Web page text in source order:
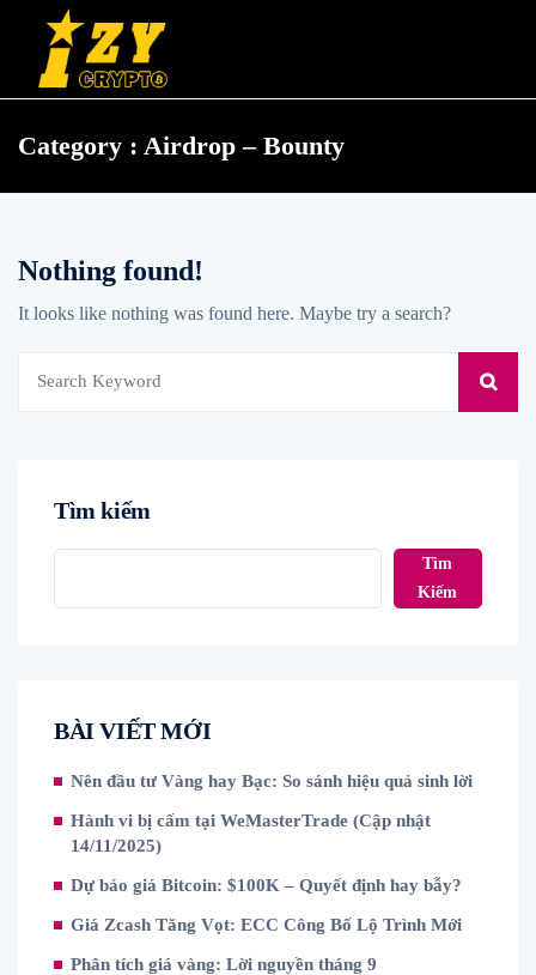
Category : Airdrop – Bounty
Nothing found!
It looks like nothing was found here. Maybe try a search?
Tìm kiếm
Tìm
Kiếm
BÀI VIẾT MỚI
Nên đầu tư Vàng hay Bạc: So sánh hiệu quả sinh lời
Hành vi bị cấm tại WeMasterTrade (Cập nhật
14/11/2025)
Dự báo giá Bitcoin: $100K – Quyết định hay bẫy?
Giá Zcash Tăng Vọt: ECC Công Bố Lộ Trình Mới
Phân tích giá vàng: Lời nguyền tháng 9